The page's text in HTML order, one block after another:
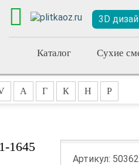
3D
Каталог Сухие
А Г К Н Р
1645
Артикул: